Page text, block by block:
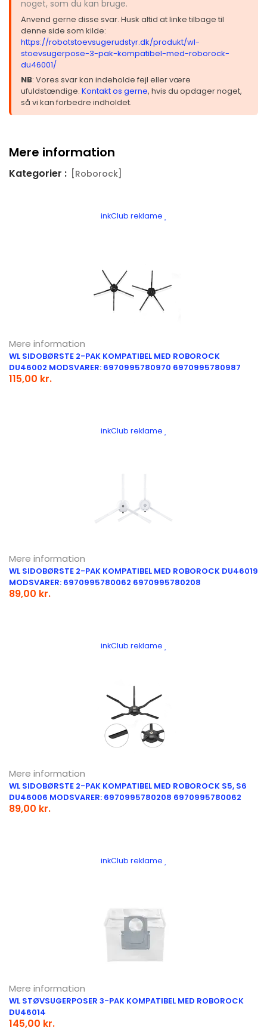
noget, som du kan bruge.
Anvend gerne disse svar. Husk altid at linke tilbage til
denne side som kilde:
https://robotstoevsugerudstyr.dk/produkt/wl-
stoevsugerpose-3-pak-kompatibel-med-roborock-
du46001/
NB: Vores svar kan indeholde fejl eller være
ufuldstændige. Kontakt os gerne, hvis du opdager noget,
så vi kan forbedre indholdet.
Mere information
Kategorier : [Roborock]
inkClub reklame
Mere information
WL SIDOBØRSTE 2-PAK KOMPATIBEL MED ROBOROCK
DU46002 MODSVARER: 6970995780970 6970995780987
115,00 kr.
inkClub reklame
Mere information
WL SIDOBØRSTE 2-PAK KOMPATIBEL MED ROBOROCK DU46019
MODSVARER: 6970995780062 6970995780208
89,00 kr.
inkClub reklame
Mere information
WL SIDOBØRSTE 2-PAK KOMPATIBEL MED ROBOROCK S5, S6
DU46006 MODSVARER: 6970995780208 6970995780062
89,00 kr.
inkClub reklame
Mere information
WL STØVSUGERPOSER 3-PAK KOMPATIBEL MED ROBOROCK
DU46014
145,00 kr.